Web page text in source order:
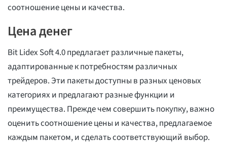
соотношение цены и качества.
Цена денег
Bit Lidex Soft 4.0 предлагает различные пакеты,
адаптированные к потребностям различных
трейдеров. Эти пакеты доступны в разных ценовых
категориях и предлагают разные функции и
преимущества. Прежде чем совершить покупку, важно
оценить соотношение цены и качества, предлагаемое
каждым пакетом, и сделать соответствующий выбор.